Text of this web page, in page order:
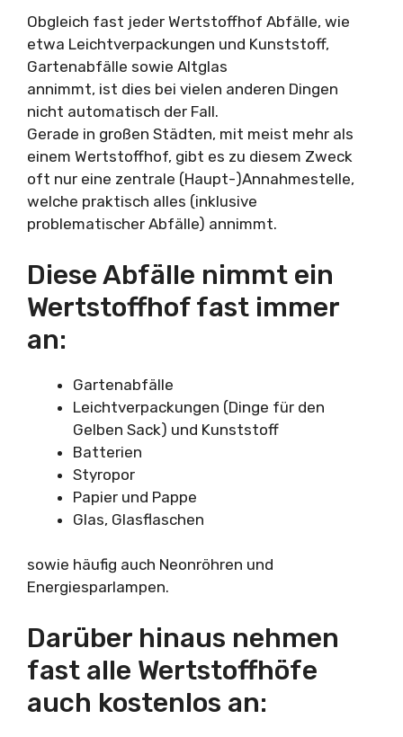
Obgleich fast jeder Wertstoffhof Abfälle, wie
etwa Leichtverpackungen und Kunststoff,
Gartenabfälle sowie Altglas
annimmt, ist dies bei vielen anderen Dingen
nicht automatisch der Fall.
Gerade in großen Städten, mit meist mehr als
einem Wertstoffhof, gibt es zu diesem Zweck
oft nur eine zentrale (Haupt-)Annahmestelle,
welche praktisch alles (inklusive
problematischer Abfälle) annimmt.
Diese Abfälle nimmt ein
Wertstoffhof fast immer
an:
Gartenabfälle
Leichtverpackungen (Dinge für den
Gelben Sack) und Kunststoff
Batterien
Styropor
Papier und Pappe
Glas, Glasflaschen
sowie häufig auch Neonröhren und
Energiesparlampen.
Darüber hinaus nehmen
fast alle Wertstoffhöfe
auch kostenlos an: